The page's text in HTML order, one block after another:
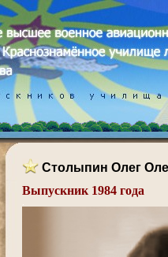
Столыпин Олег
Выпускник 1984 года